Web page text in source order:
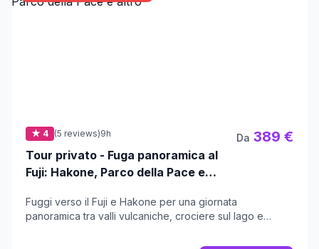
★ 4 (5 reviews)9h
Tour privato - Fuga panoramica al
Fuji: Hakone, Parco della Pace e
Da 389 €
Fuggi verso il Fuji e Hakone per una giornata
panoramica tra valli vulcaniche, crociere sul lago e